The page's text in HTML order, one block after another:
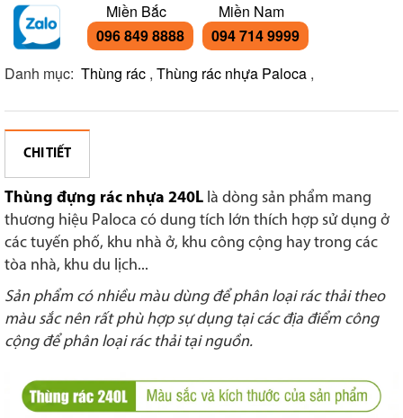
Miền Bắc
096 849 8888
Miền Nam
094 714 9999
Danh mục: Thùng rác , Thùng rác nhựa Paloca ,
CHI TIẾT
Thùng đựng rác nhựa 240L là dòng sản phẩm mang
thương hiệu Paloca có dung tích lớn thích hợp sử dụng ở
các tuyến phố, khu nhà ở, khu công cộng hay trong các
tòa nhà, khu du lịch...
Sản phẩm có nhiều màu dùng để phân loại rác thải theo
màu sắc nên rất phù hợp sự dụng tại các địa điểm công
cộng để phân loại rác thải tại nguồn.